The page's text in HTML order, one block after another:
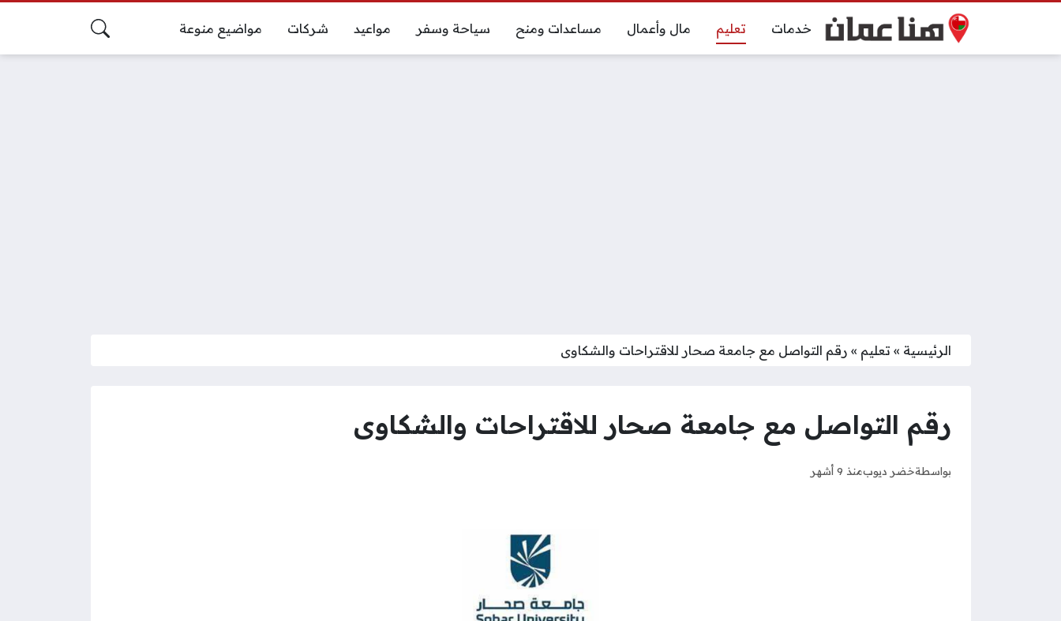
خدمات تعليم مال وأعمال مساعدات ومنح سياحة وسفر مواعيد شركات مواضيع منوعة
الرئيسية » تعليم » رقم التواصل مع جامعة صحار للاقتراحات والشكاوى
رقم التواصل مع جامعة صحار للاقتراحات والشكاوى
بواسطةخضر ديوبمنذ 9 أشهر